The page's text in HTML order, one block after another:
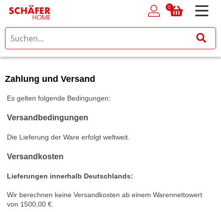
0
0
Zahlung und Versand
Es gelten folgende Bedingungen:
Versandbedingungen
Die Lieferung der Ware erfolgt weltweit.
Versandkosten
Lieferungen innerhalb Deutschlands:
Wir berechnen keine Versandkosten ab einem Warennettowert
von 1500,00 €.